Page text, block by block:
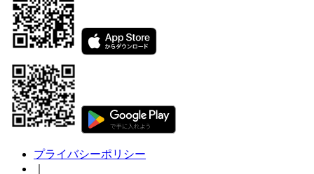
プライバシーポリシー